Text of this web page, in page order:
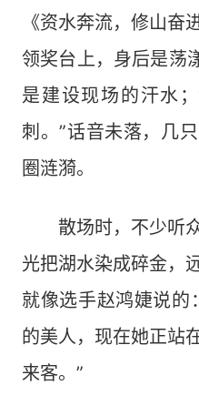
《资水奔流，修山奋
领奖台上，身后是荡
是建设现场的汗水
刺。”话音未落，几
圈涟漪。
散场时，不少听众
光把湖水染成碎金，
就像选手赵鸿婕说的
的美人，现在她正站
来客。”